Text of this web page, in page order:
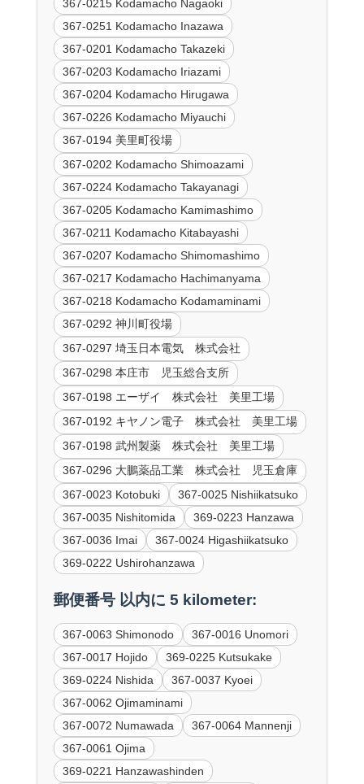
367-0215 Kodamacho Nagaoki
367-0251 Kodamacho Inazawa
367-0201 Kodamacho Takazeki
367-0203 Kodamacho Iriazami
367-0204 Kodamacho Hirugawa
367-0226 Kodamacho Miyauchi
367-0194 美里町役場
367-0202 Kodamacho Shimoazami
367-0224 Kodamacho Takayanagi
367-0205 Kodamacho Kamimashimo
367-0211 Kodamacho Kitabayashi
367-0207 Kodamacho Shimomashimo
367-0217 Kodamacho Hachimanyama
367-0218 Kodamacho Kodamaminami
367-0292 神川町役場
367-0297 埼玉日本電気 株式会社
367-0298 本庄市 児玉総合支所
367-0198 エーザイ 株式会社 美里工場
367-0192 キヤノン電子 株式会社 美里工場
367-0198 武州製薬 株式会社 美里工場
367-0296 大鵬薬品工業 株式会社 児玉倉庫
367-0023 Kotobuki
367-0025 Nishiikatsuko
367-0035 Nishitomida
369-0223 Hanzawa
367-0036 Imai
367-0024 Higashiikatsuko
369-0222 Ushirohanzawa
郵便番号 以内に 5 kilometer:
367-0063 Shimonodo
367-0016 Unomori
367-0017 Hojido
369-0225 Kutsukake
369-0224 Nishida
367-0037 Kyoei
367-0062 Ojimaminami
367-0072 Numawada
367-0064 Mannenji
367-0061 Ojima
369-0221 Hanzawashinden